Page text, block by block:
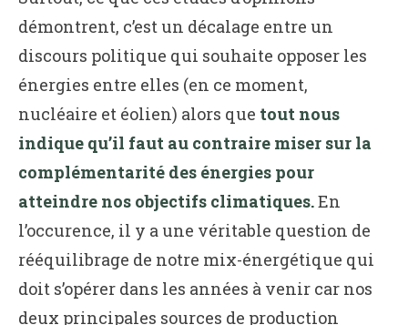
démontrent, c’est un décalage entre un
discours politique qui souhaite opposer les
énergies entre elles (en ce moment,
nucléaire et éolien) alors que tout nous
indique qu’il faut au contraire miser sur la
complémentarité des énergies pour
atteindre nos objectifs climatiques.En
l’occurence, il y a une véritable question de
rééquilibrage de notre mix-énergétique qui
doit s’opérer dans les années à venir car nos
deux principales sources de production